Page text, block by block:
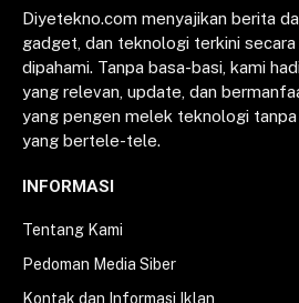
Diyetekno.com menyajikan berita
gadget, dan teknologi terkini secara
dipahami. Tanpa basa-basi, kami
yang relevan, update, dan
yang pengen melek teknologi
yang bertele-tele.
INFORMASI
Tentang Kami
Pedoman Media Siber
Kontak dan Informasi Iklan